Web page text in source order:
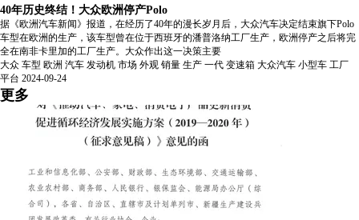
40年历史终结！大众欧洲停产Polo
据《欧洲汽车新闻》报道，在经历了40年的漫长岁月后，大众汽车决定结束旗下Polo
车型在欧洲的生产，该车型曾在位于西班牙的潘普洛纳工厂生产，欧洲停产之后将完
全在南非卡里加的工厂生产。大众作出这一决策主要
大众 车型 欧洲 汽车 发动机 市场 外观 销量 生产 一代 变速箱 大众汽车 小型车 工厂
平台 2024-09-24
更多